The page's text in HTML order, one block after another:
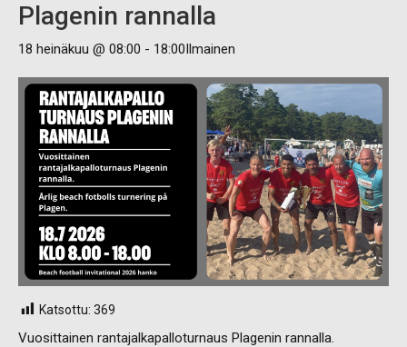
Plagenin rannalla
18 heinäkuu @ 08:00 - 18:00Ilmainen
Katsottu: 369
Vuosittainen rantajalkapalloturnaus Plagenin rannalla.